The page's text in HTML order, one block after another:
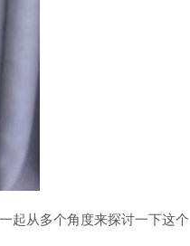
起从多个角度来探讨一下这个